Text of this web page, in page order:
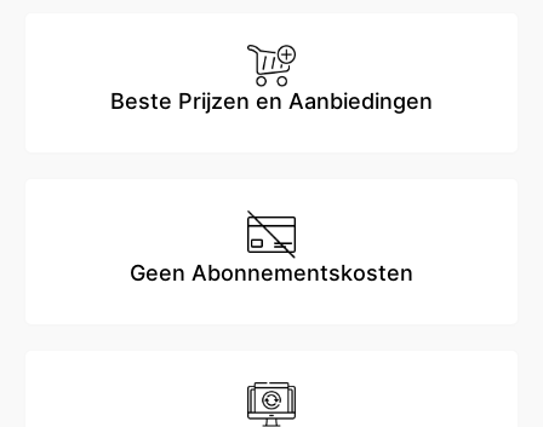
Beste Prijzen en Aanbiedingen
Geen Abonnementskosten